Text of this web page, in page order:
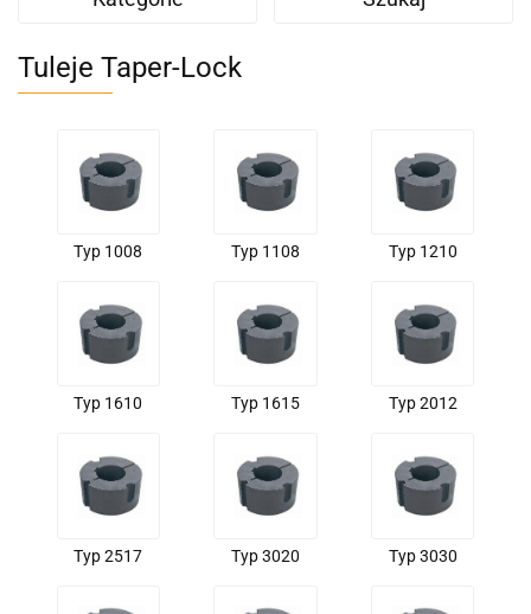
Tuleje Taper-Lock
Typ 1008 Typ 1108 Typ 1210
Typ 1610 Typ 1615 Typ 2012
Typ 2517 Typ 3020 Typ 3030